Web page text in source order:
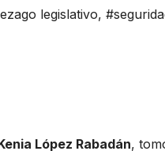
legislativo,
López Rabadán,